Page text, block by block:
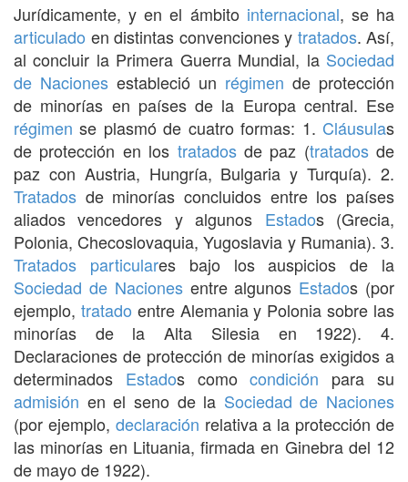
Jurídicamente, y en el ámbito internacional, se ha
articulado en distintas convenciones y tratados. Así,
al concluir la Primera Guerra Mundial, la Sociedad
de Naciones estableció un régimen de protección
de minorías en países de la Europa central. Ese
régimen se plasmó de cuatro formas: 1. Cláusulas
de protección en los tratadosde paz (tratadosde
paz con Austria, Hungría, Bulgaria y Turquía). 2.
Tratados de minorías concluidos entre los países
aliados vencedores y algunos Estados (Grecia,
Polonia, Checoslovaquia, Yugoslavia y Rumania). 3.
Tratados
particulares bajo los auspicios de la
Sociedad de Nacionesentre algunos Estados (por
ejemplo, tratado entre Alemania y Polonia sobre las
minorías de la Alta Silesia en 1922). 4.
Declaraciones de protección de minorías exigidos a
determinados Estados comocondición para su
admisión en el seno de la Sociedad de Naciones
(por ejemplo, declaración relativa a la protección de
las minorías en Lituania, firmada en Ginebra del 12
de mayo de 1922).